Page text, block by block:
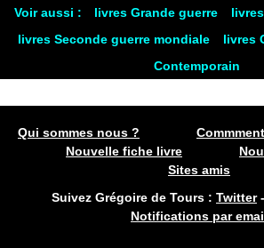
Voir aussi : livres Grande guerre
livres Seconde guerre mondiale
livres
Contemporain
Qui sommes nous ?
Nouvelle fiche livre
Sites amis
Suivez Grégoire de Tours : Twitter-
Notifications par